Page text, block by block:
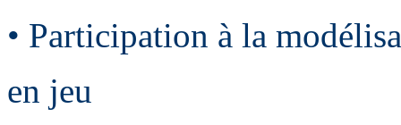
• Participation à la
en jeu